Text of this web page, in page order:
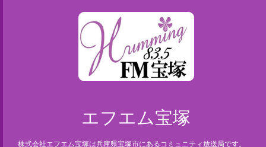
エフエム宝塚
株式会社エフエム宝塚は兵庫県宝塚市にあるコミュニティ放送局です。